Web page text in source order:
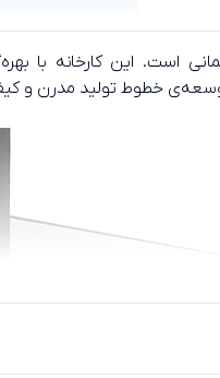
است. این کارخانه با
با توسعه‌ی خطوط تولید مدرن